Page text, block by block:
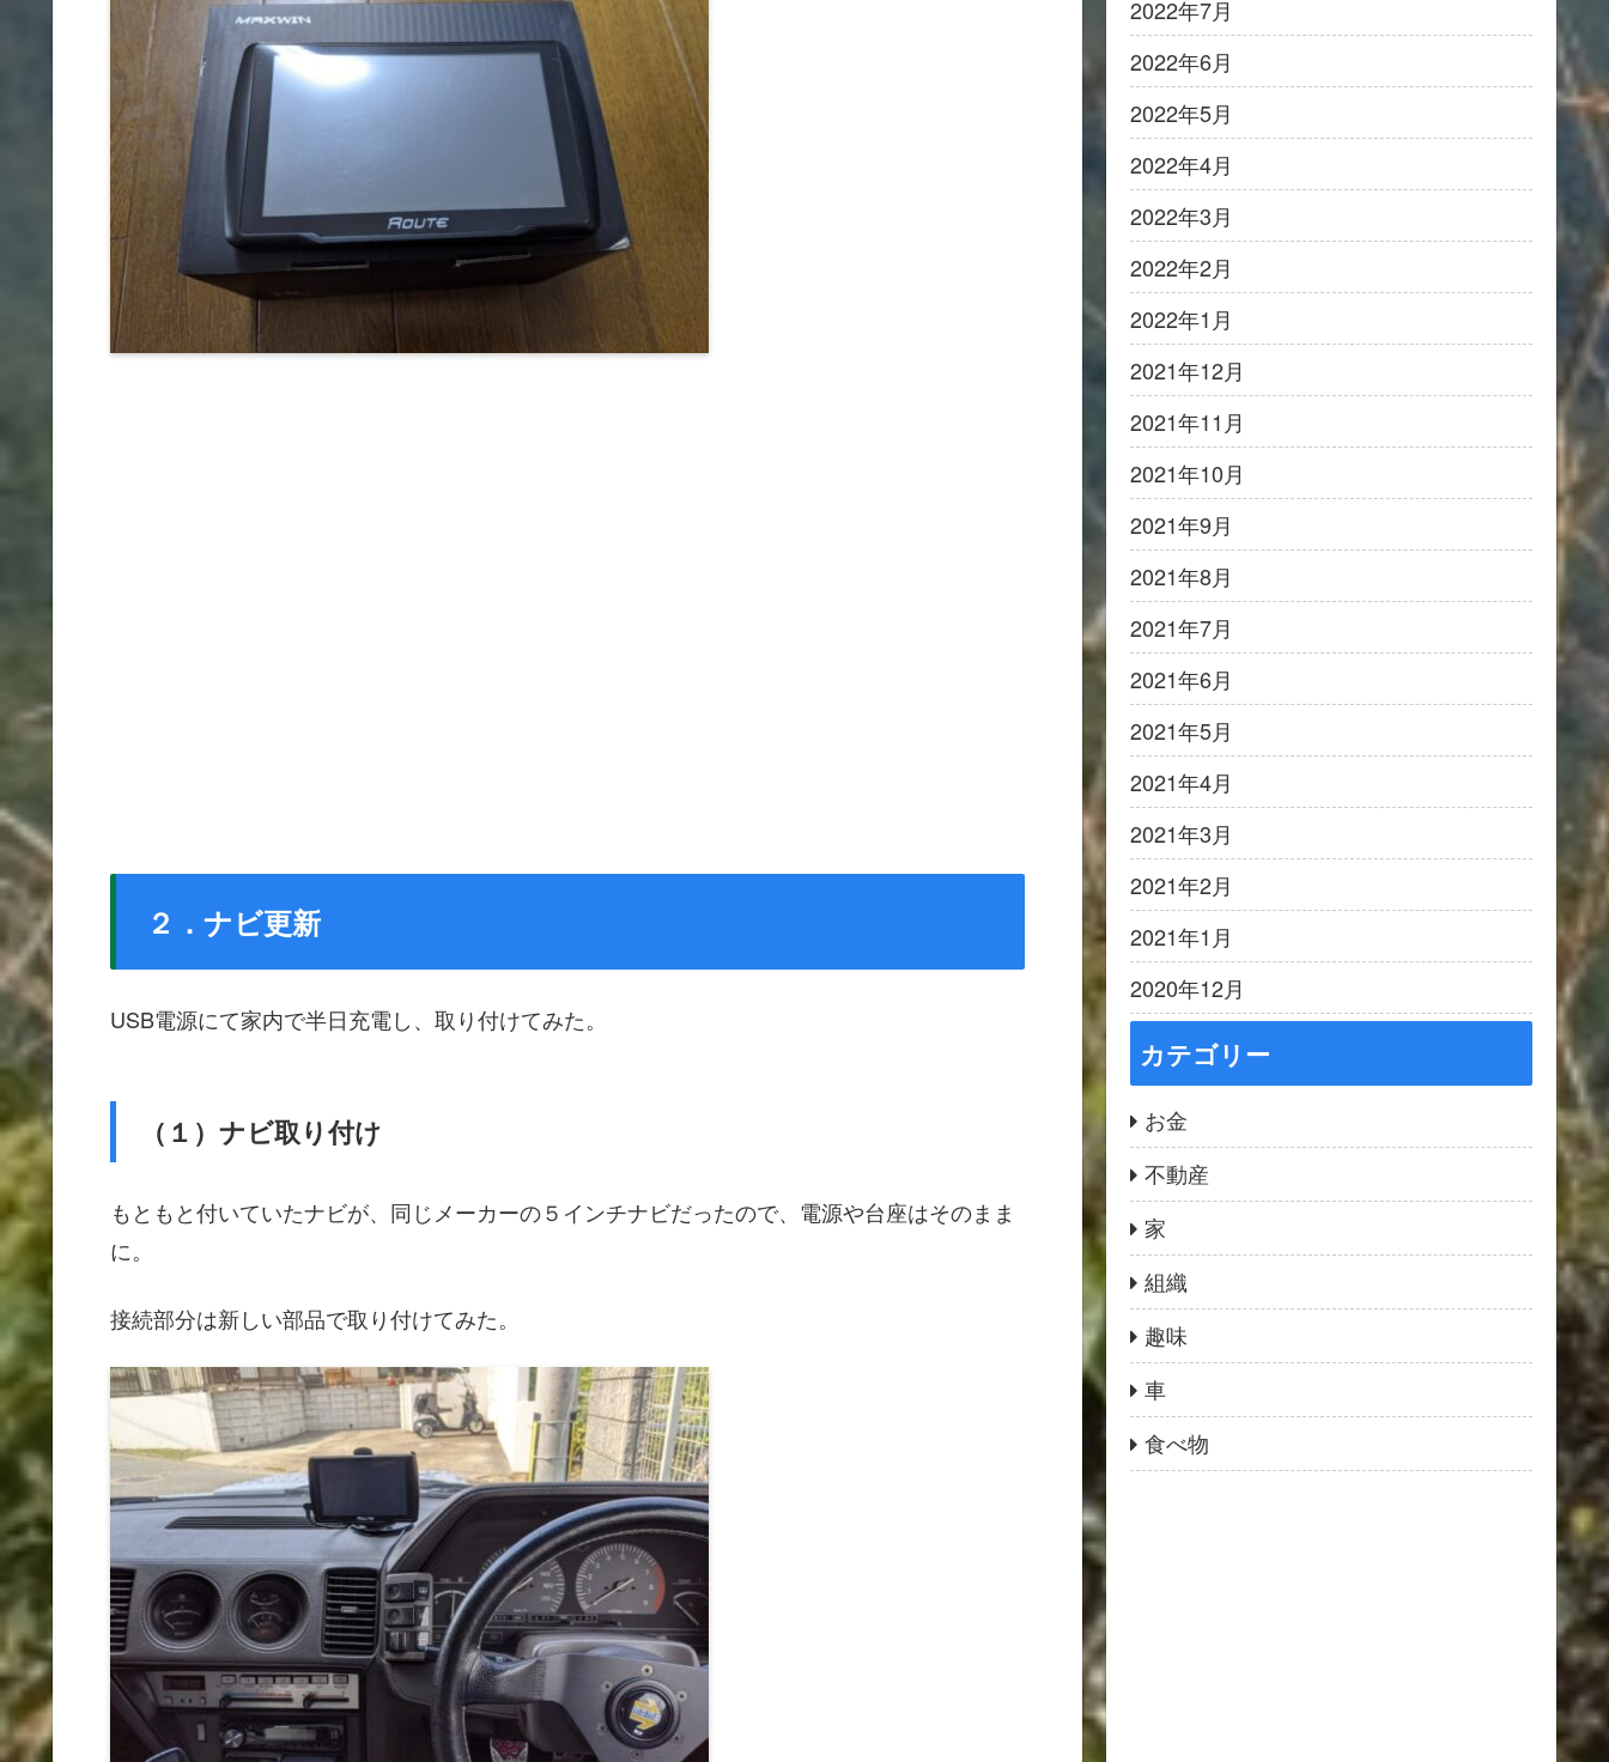
２．ナビ更新
USB電源にて家内で半日充電し、取り付けてみた。
（１）ナビ取り付け
もともと付いていたナビが、同じメーカーの５インチナビだったので、電源や台座はそのまま
に。
接続部分は新しい部品で取り付けてみた。
2022年7月
2022年6月
2022年5月
2022年4月
2022年3月
2022年2月
2022年1月
2021年12月
2021年11月
2021年10月
2021年9月
2021年8月
2021年7月
2021年6月
2021年5月
2021年4月
2021年3月
2021年2月
2021年1月
2020年12月
カテゴリー
お金
不動産
家
組織
趣味
車
食べ物